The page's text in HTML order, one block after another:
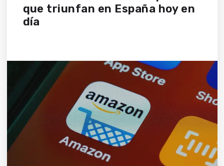
que triunfan en España hoy en
día